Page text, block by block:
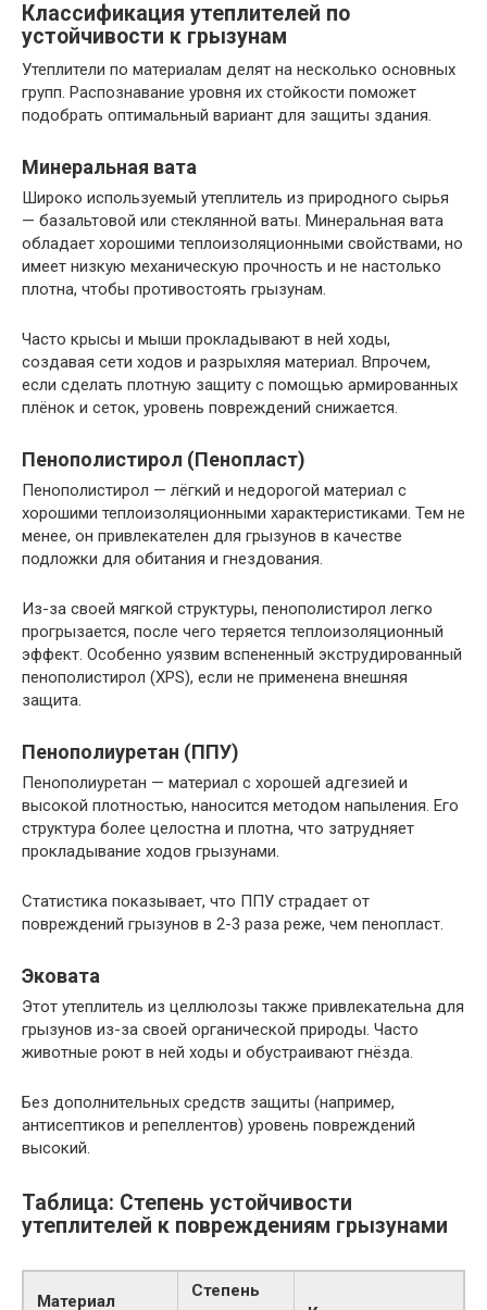
Классификация утеплителей по
устойчивости к грызунам
Утеплители по материалам делят на несколько основных
групп. Распознавание уровня их стойкости поможет
подобрать оптимальный вариант для защиты здания.
Минеральная вата
Широко используемый утеплитель из природного сырья
— базальтовой или стеклянной ваты. Минеральная вата
обладает хорошими теплоизоляционными свойствами, но
имеет низкую механическую прочность и не настолько
плотна, чтобы противостоять грызунам.
Часто крысы и мыши прокладывают в ней ходы,
создавая сети ходов и разрыхляя материал. Впрочем,
если сделать плотную защиту с помощью армированных
плёнок и сеток, уровень повреждений снижается.
Пенополистирол (Пенопласт)
Пенополистирол — лёгкий и недорогой материал с
хорошими теплоизоляционными характеристиками. Тем не
менее, он привлекателен для грызунов в качестве
подложки для обитания и гнездования.
Из-за своей мягкой структуры, пенополистирол легко
прогрызается, после чего теряется теплоизоляционный
эффект. Особенно уязвим вспененный экструдированный
пенополистирол (XPS), если не применена внешняя
защита.
Пенополиуретан (ППУ)
Пенополиуретан — материал с хорошей адгезией и
высокой плотностью, наносится методом напыления. Его
структура более целостна и плотна, что затрудняет
прокладывание ходов грызунами.
Статистика показывает, что ППУ страдает от
повреждений грызунов в 2-3 раза реже, чем пенопласт.
Эковата
Этот утеплитель из целлюлозы также привлекательна для
грызунов из-за своей органической природы. Часто
животные роют в ней ходы и обустраивают гнёзда.
Без дополнительных средств защиты (например,
антисептиков и репеллентов) уровень повреждений
высокий.
Таблица: Степень устойчивости
утеплителей к повреждениям грызунами
Материал
Степень